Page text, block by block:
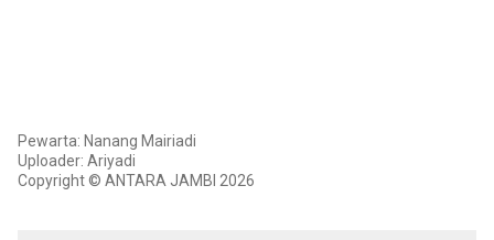
Pewarta: Nanang Mairiadi
Uploader: Ariyadi
Copyright © ANTARA JAMBI 2026